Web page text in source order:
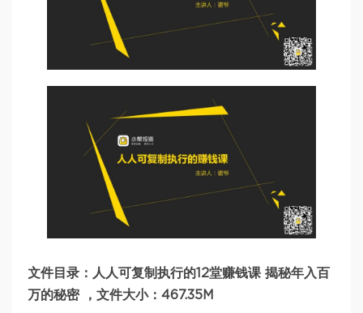
文件目录：人人可复制执行的12堂赚钱课 揭秘年入百
万的秘密 ，文件大小：467.35M